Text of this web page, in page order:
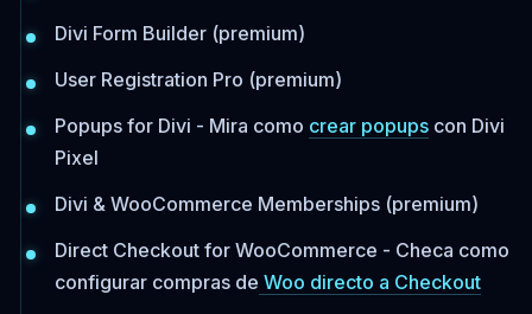
Divi Form Builder (premium)
User Registration Pro (premium)
Popups for Divi - Mira como crear popupscon Divi
Pixel
Divi & WooCommerce Memberships (premium)
Direct Checkout for WooCommerce - Checa como
configurar compras de Woo directo a Checkout